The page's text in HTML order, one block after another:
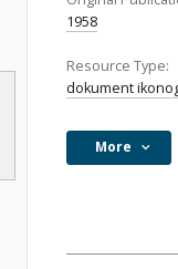
1958
Resource Type:
dokument
More